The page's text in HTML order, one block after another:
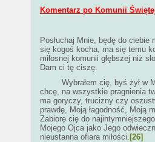
Komentarz po Komunii
Posłuchaj Mnie, będę do ciebie
się kogoś kocha, ma się temu
miłosnej komunii głębszej niż
Dam ci tę ciszę.
Wybrałem cię, byś żył w
chcę, na wszystkie pragnienia
ma goryczy, trucizny czy
prawdę, Moją łagodność, Moją
Zabiorę cię do
Mojego Ojca jako Jego
nieustanna ofiara miłości. [26]